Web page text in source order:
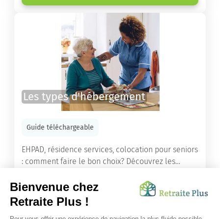
Les types d'hébergement
Guide téléchargeable
EHPAD, résidence services, colocation pour seniors
: comment faire le bon choix? Découvrez les
ainés.
Lire l'article